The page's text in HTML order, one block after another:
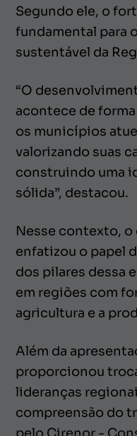
Segundo ele, o
fundamental para
sustentável da
“O
acontece de
os municípios
valorizando suas
construindo uma
sólida”, destacou.
Nesse contexto,
enfatizou o papel
dos pilares dessa
em regiões com
agricultura e a
Além da
proporcionou
lideranças
compreensão do